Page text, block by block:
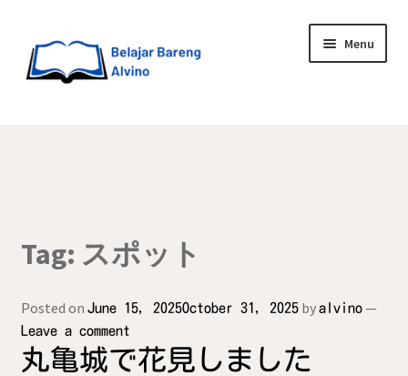
Menu
ABOUT ME
Tag: スポット
Posted on June 15, 2025October 31, 2025 byalvino —
Leave a comment
丸亀城で花見しました